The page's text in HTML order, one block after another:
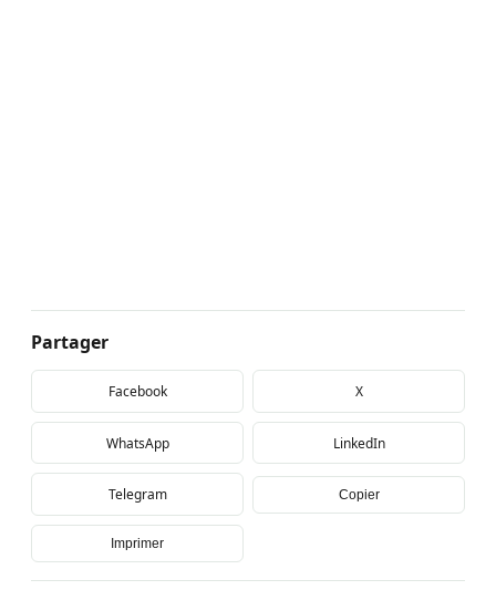
Partager
Facebook X
WhatsApp LinkedIn
Telegram Copier
Imprimer